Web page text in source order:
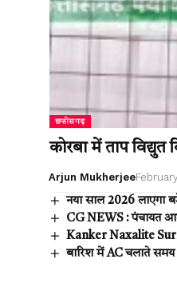
छत्तीसगढ़
कोरबा में ताप विद्युत
Arjun Mukherjee
नया साल 2026 लाएगा
CG NEWS : पंचायत
Kanker Naxalite
बारिश में AC चलाते